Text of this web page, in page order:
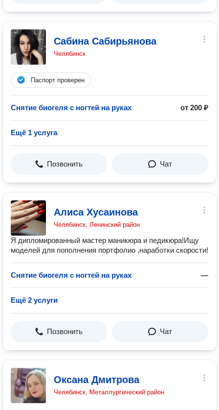
Сабина Сабирьянова
Челябинск
Паспорт проверен
Снятие биогеля с ногтей на руках от 200 ₽
Ещё 1 услуга
Позвонить Чат
Алиса Хусаинова
Челябинск, Ленинский район
Я дипломированный мастер маникюра и педикюра!Ищу
моделей для пополнения портфолио ,наработки скорости!
Снятие биогеля с ногтей на руках —
Ещё 2 услуги
Позвонить Чат
Оксана Дмитрова
Челябинск, Металлургический район